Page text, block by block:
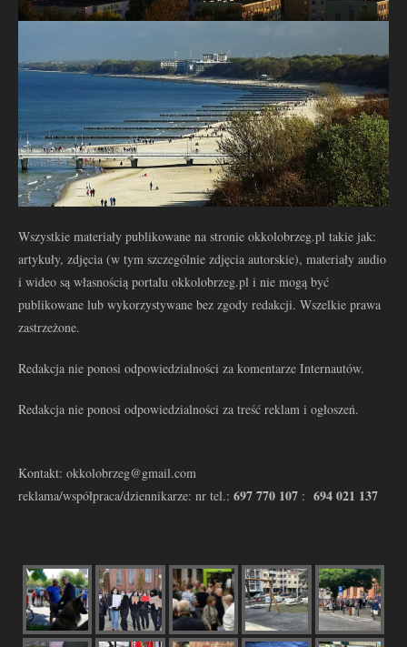
Wszystkie materiały publikowane na stronie okkolobrzeg.pl takie jak:
artykuły, zdjęcia (w tym szczególnie zdjęcia autorskie), materiały audio
i wideo są własnością portalu okkolobrzeg.pl i nie mogą być
publikowane lub wykorzystywane bez zgody redakcji. Wszelkie prawa
zastrzeżone.
Redakcja nie ponosi odpowiedzialności za komentarze Internautów.
Redakcja nie ponosi odpowiedzialności za treść reklam i ogłoszeń.
Kontakt: okkolobrzeg@gmail.com
reklama/współpraca/dziennikarze: nr tel.: 697 770 107 : 694 021 137